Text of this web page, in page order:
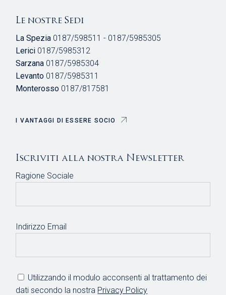
Le nostre Sedi
La Spezia 0187/598511 - 0187/5985305
Lerici 0187/5985312
Sarzana 0187/5985304
Levanto 0187/5985311
Monterosso 0187/817581
I VANTAGGI DI ESSERE SOCIO
Iscriviti alla nostra Newsletter
Ragione Sociale
Indirizzo Email
Utilizzando il modulo acconsenti al trattamento dei
dati secondo la nostra Privacy Policy